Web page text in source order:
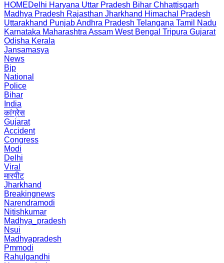
HOMEDelhi Haryana Uttar Pradesh Bihar Chhattisgarh
Madhya Pradesh Rajasthan Jharkhand Himachal Pradesh
Uttarakhand PunjabAndhra Pradesh Telangana Tamil Nadu
Karnataka Maharashtra Assam West Bengal Tripura Gujarat
Odisha Kerala
Jansamasya
News
Bjp
National
Police
Bihar
India
कांग्रेस
Gujarat
Accident
Congress
Modi
Delhi
Viral
मारपीट
Jharkhand
Breakingnews
Narendramodi
Nitishkumar
Madhya_pradesh
Nsui
Madhyapradesh
Pmmodi
Rahulgandhi